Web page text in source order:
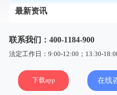
最新资讯
联系我们：400-1184-900
法定工作日：9:00-12:00；13:30-
下载app 在线